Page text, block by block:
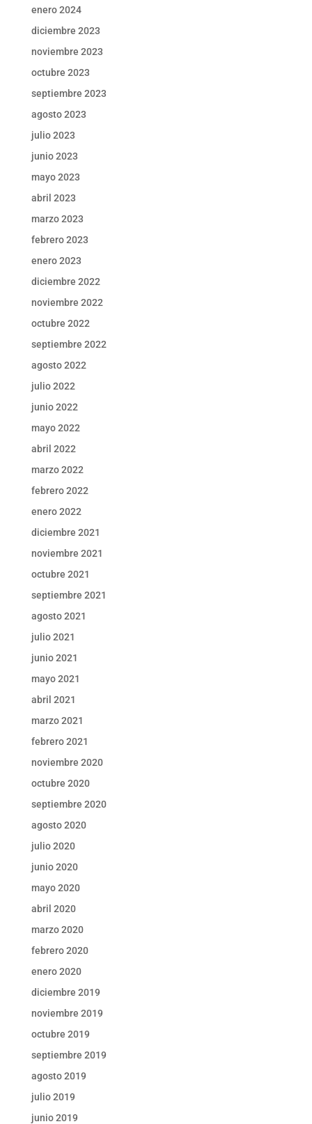
enero 2024
diciembre 2023
noviembre 2023
octubre 2023
septiembre 2023
agosto 2023
julio 2023
junio 2023
mayo 2023
abril 2023
marzo 2023
febrero 2023
enero 2023
diciembre 2022
noviembre 2022
octubre 2022
septiembre 2022
agosto 2022
julio 2022
junio 2022
mayo 2022
abril 2022
marzo 2022
febrero 2022
enero 2022
diciembre 2021
noviembre 2021
octubre 2021
septiembre 2021
agosto 2021
julio 2021
junio 2021
mayo 2021
abril 2021
marzo 2021
febrero 2021
noviembre 2020
octubre 2020
septiembre 2020
agosto 2020
julio 2020
junio 2020
mayo 2020
abril 2020
marzo 2020
febrero 2020
enero 2020
diciembre 2019
noviembre 2019
octubre 2019
septiembre 2019
agosto 2019
julio 2019
junio 2019